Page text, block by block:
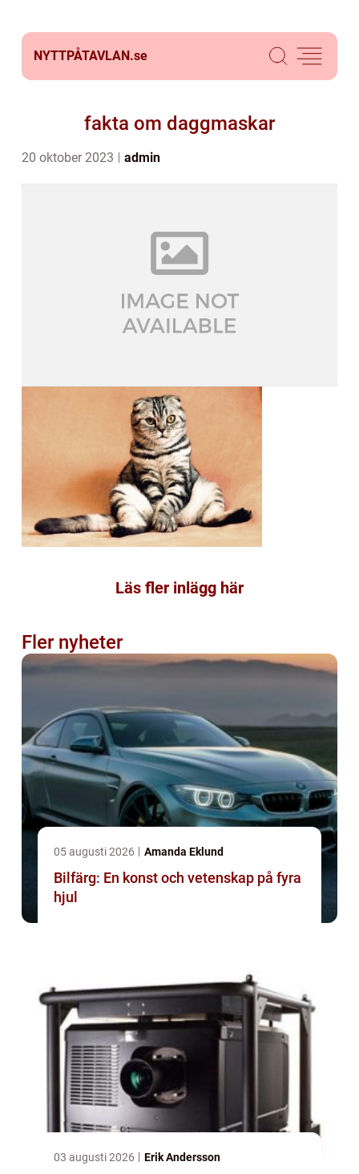
NYTTPÅTAVLAN.se
fakta om daggmaskar
20 oktober 2023 admin
Läs fler inlägg här
Fler nyheter
05 augusti 2026 Amanda Eklund
Bilfärg: En konst och vetenskap på fyra
hjul
03 augusti 2026 Erik Andersson